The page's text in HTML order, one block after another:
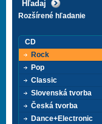
Rozšírené hľadanie
CD
Rock
Pop
Classic
Slovenská tvorba
Česká tvorba
Dance+Electronic